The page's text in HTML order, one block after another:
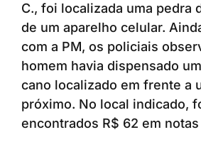
C., foi localizada uma pedra
de um aparelho celular.
com a PM, os policiais
homem havia dispensado
cano localizado em frente a
próximo. No local indicado,
encontrados R$ 62 em